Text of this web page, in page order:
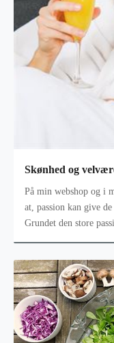
Skønhed og
På min webshop og i
at, passion kan give
Grundet den store